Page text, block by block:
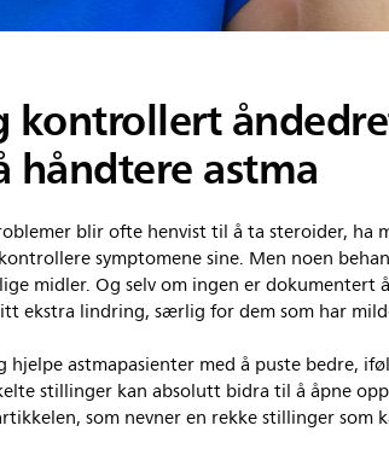
kontrollert
astma
blir ofte henvist til å ta steroider, ha
symptomene sine. Men noen
midler. Og selv om ingen er dokumentert
ekstra lindring, særlig for dem som har
astmapasienter med å puste bedre,
stillinger kan absolutt bidra til å åpne
som nevner en rekke stillinger som